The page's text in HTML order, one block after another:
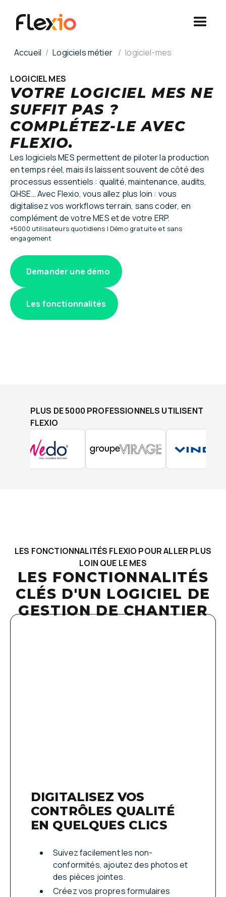
Accueil Logiciels métier logiciel-mes
LOGICIEL MES
VOTRE LOGICIEL MES NE
SUFFIT PAS ?
COMPLÉTEZ-LE AVEC
FLEXIO.
Les logiciels MES permettent de piloter la production
en temps réel, mais ils laissent souvent de côté des
processus essentiels : qualité, maintenance, audits,
QHSE… Avec Flexio, vous allez plus loin : vous
digitalisez vos workflows terrain, sans coder, en
complément de votre MES et de votre ERP.
+5000 utilisateurs quotidiens | Démo gratuite et sans
engagement
Demander une démo
Les fonctionnalités
PLUS DE 5000 PROFESSIONNELS UTILISENT
FLEXIO
LES FONCTIONNALITÉS FLEXIO POUR ALLER PLUS
LOIN QUE LE MES
LES FONCTIONNALITÉS
CLÉS D'UN LOGICIEL DE
GESTION DE CHANTIER
DIGITALISEZ VOS
CONTRÔLES QUALITÉ
EN QUELQUES CLICS
Suivez facilement les non-
conformités, ajoutez des photos et
des pièces jointes.
Créez vos propres formulaires